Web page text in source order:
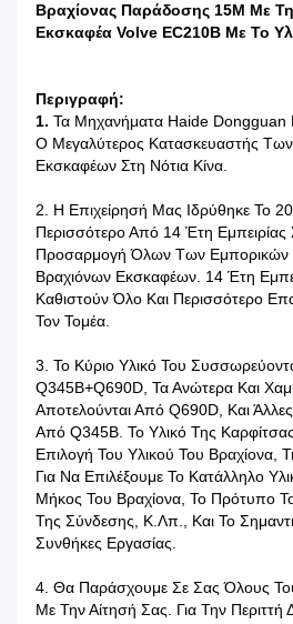
Βραχίονας Παράδοσης 15M Με
Εκσκαφέα Volve EC210B Με Το
Περιγραφή:
1. Τα Μηχανήματα Haide Dongguan
Ο Μεγαλύτερος Κατασκευαστής
Εκσκαφέων Στη Νότια Κίνα.
2. Η Επιχείρησή Μας Ιδρύθηκε Το
Περισσότερο Από 14 Έτη Εμπειρίας
Προσαρμογή Όλων Των
Βραχιόνων Εκσκαφέων. 14 Έτη
Καθιστούν Όλο Και Περισσότερο
Τον Τομέα.
3. Το Κύριο Υλικό Του
Q345B+Q690D, Τα Ανώτερα Και
Αποτελούνται Από Q690D, Και
Από Q345B. Το Υλικό Της
Επιλογή Του Υλικού Του
Για Να Επιλέξουμε Το Κατάλληλο
Μήκος Του Βραχίονα, Το Πρότυπο
Της Σύνδεσης, Κ.λπ., Και Το
Συνθήκες Εργασίας.
4. Θα Παράσχουμε Σε Σας Όλους
Με Την Αίτησή Σας. Για Την Περιττή